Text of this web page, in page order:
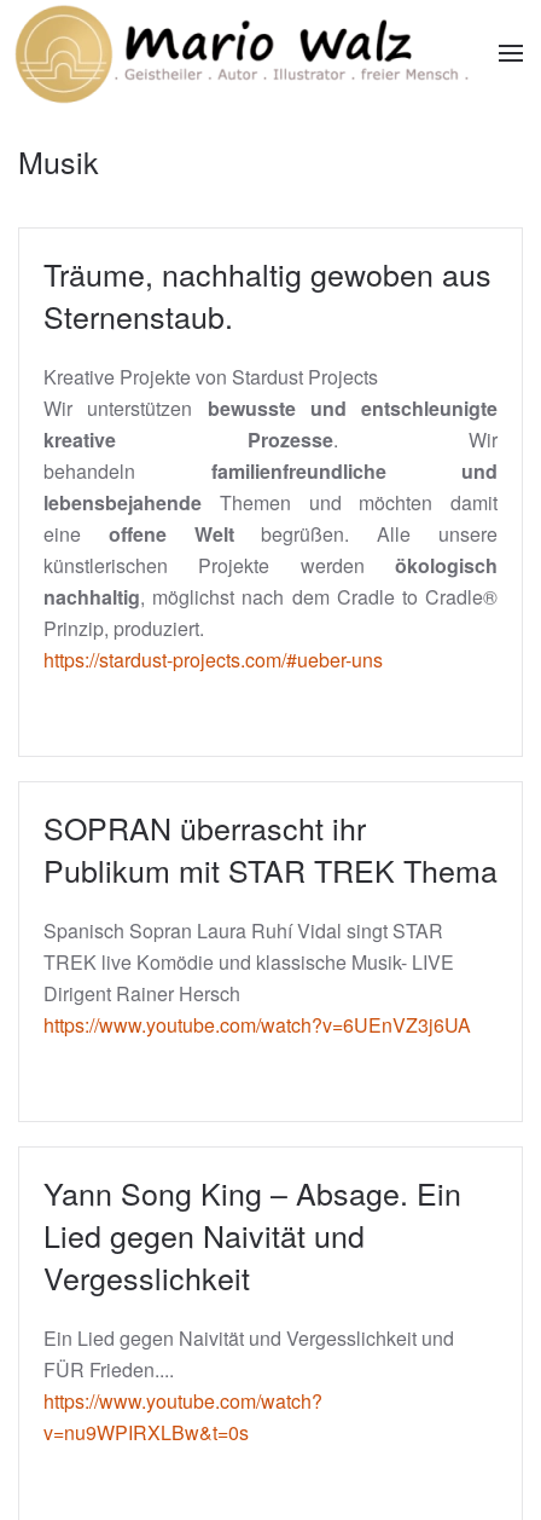
Zum Hauptinhalt springen
Musik
Träume, nachhaltig gewoben aus
Sternenstaub.
Kreative Projekte von Stardust Projects
Wir unterstützen bewusste und entschleunigte
kreative Prozesse. Wir
behandeln familienfreundliche und
lebensbejahende Themen und möchten damit
eine offene Weltbegrüßen. Alle unsere
künstlerischen Projekte werden ökologisch
nachhaltig, möglichst nach dem Cradle to Cradle®
Prinzip, produziert.
https://stardust-projects.com/#ueber-uns
SOPRAN überrascht ihr
Publikum mit STAR TREK Thema
Spanisch Sopran Laura Ruhí Vidal singt STAR
TREK live Komödie und klassische Musik- LIVE
Dirigent Rainer Hersch
https://www.youtube.com/watch?v=6UEnVZ3j6UA
Yann Song King – Absage. Ein
Lied gegen Naivität und
Vergesslichkeit
Ein Lied gegen Naivität und Vergesslichkeit und
FÜR Frieden....
https://www.youtube.com/watch?
v=nu9WPIRXLBw&t=0s